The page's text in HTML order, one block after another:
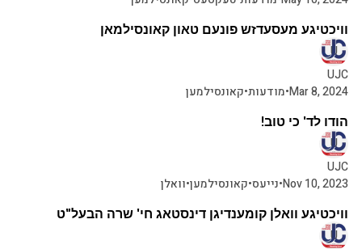
וויכטיגע מעסעדזש פונעם טאון קאונסילמאן
UJC
Mar 8, 2024
•מודעות•קאונסילמען
הודו לד' כי טוב!
UJC
Nov 10, 2023
•נייעס•קאונסילמען•וואלן א מינוט צו לייענען
וויכטיגע וואלן קומענדיגן דינסטאג חי' שרה הבעל"ט